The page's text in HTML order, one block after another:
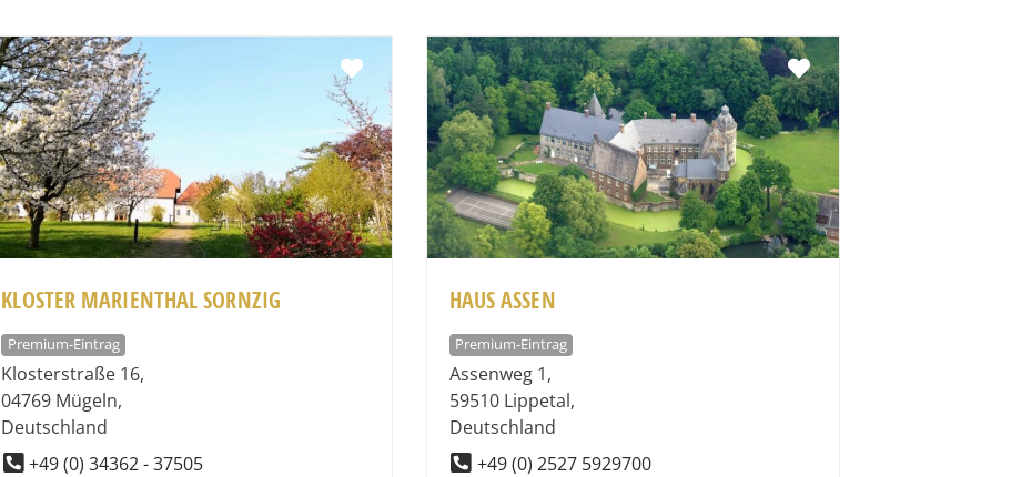
Favorit
KLOSTER MARIENTHAL SORNZIG
Premium-Eintrag
Klosterstraße 16,
04769 Mügeln,
Deutschland
+49 (0) 34362 - 37505
Favorit
HAUS ASSEN
Premium-Eintrag
Assenweg 1,
59510 Lippetal,
Deutschland
+49 (0) 2527 5929700